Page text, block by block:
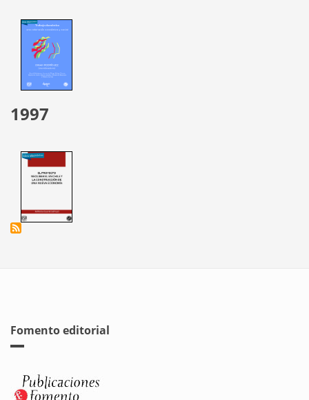
1997
Fomento editorial